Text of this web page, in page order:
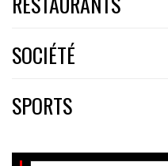
SOCIÉTÉ
SPORTS